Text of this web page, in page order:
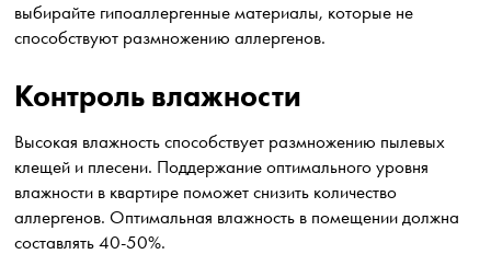
выбирайте гипоаллергенные материалы, которые не
способствуют размножению аллергенов.
Контроль влажности
Высокая влажность способствует размножению пылевых
клещей и плесени. Поддержание оптимального уровня
влажности в квартире поможет снизить количество
аллергенов. Оптимальная влажность в помещении должна
составлять 40-50%.